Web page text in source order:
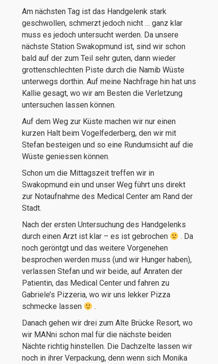
Am nächsten Tag ist das Handgelenk stark
geschwollen, schmerzt jedoch nicht … ganz klar
muss es jedoch untersucht werden. Da unsere
nächste Station Swakopmund ist, sind wir schon
bald auf der zum Teil sehr guten, dann wieder
grottenschlechten Piste durch die Namib Wüste
unterwegs dorthin. Auf meine Nachfrage hin hat uns
Kallie gesagt, wo wir am Besten die Verletzung
untersuchen lassen können.
Auf dem Weg zur Küste machen wir nur einen
kurzen Halt beim Vogelfederberg, den wir mit
Stefan besteigen und so eine Rundumsicht auf die
Wüste geniessen können.
Schon um die Mittagszeit treffen wir in
Swakopmund ein und unser Weg führt uns direkt
zur Notaufnahme des Medical Center am Rand der
Stadt.
Nach der ersten Untersuchung des Handgelenks
durch einen Arzt ist klar – es ist gebrochen
. Da
noch geröntgt und das weitere Vorgenehen
besprochen werden muss (und wir Hunger haben),
verlassen Stefan und wir beide, auf Anraten der
Patientin, das Medical Center und fahren zu
Gabriele’s Pizzeria, wo wir uns lekker Pizza
schmecke lassen
.
Danach gehen wir drei zum Alte Brücke Resort, wo
wir MANni schon mal für die nächste beiden
Nächte richtig hinstellen. Die Dachzelte lassen wir
noch in ihrer Verpackung, denn wenn sich Monika